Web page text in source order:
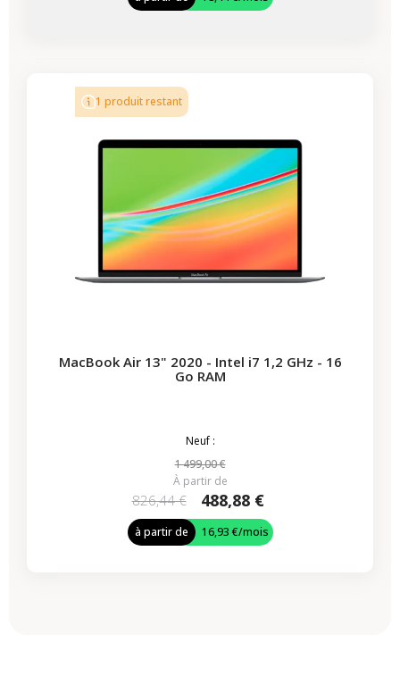
1 produit restant
MacBook Air 13" 2020 - Intel i7 1,2 GHz - 16
Go RAM
Neuf :
1 499,00 €
À partir de
826,44 € 488,88 €
à partir de 16,93 €/mois